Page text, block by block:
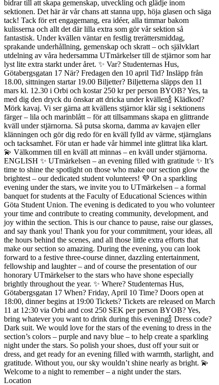
bidrar till att skapa gemenskap, utveckling och glädje inom
sektionen. Det här är vår chans att stanna upp, höja glasen och säga
tack! Tack för ert engagemang, era idéer, alla timmar bakom
kulisserna och allt det där lilla extra som gör vår sektion så
fantastisk. Under kvällen väntar en festlig trerättersmiddag,
sprakande underhållning, gemenskap och skratt – och självklart
utdelning av våra hedersamma UTmärkelser till de stjärnor som har
lyst lite extra starkt under året. ✨ Var? Studenternas Hus,
Götabergsgatan 17 När? Fredagen den 10 april Tid? Insläpp från
18.00, sittningen startar 19.00 Biljetter? Biljetterna släpps den 11
mars kl. 12.30 i Orbi och kostar 250 kr per person BYOB? Yes, ta
med dig den dryck du önskar att dricka under kvällen🍾 Klädkod?
Mörk kavaj. Vi ser gärna att kvällens stjärnor klär sig i sektionens
färger – lila och marinblått – för att tillsammans skapa en glittrande
kväll under stjärnorna. Så putsa skorna, damma av kavajen eller
klänningen och gör dig redo för en kväll fylld av värme, stjärnglans
och tacksamhet. För utan er hade vår himmel inte glittrat lika klart.
💫 Välkommen till en kväll att minnas – en kväll under stjärnorna.
ENGLISH ✨ UTmärkelsen – an evening filled with gratitude ✨ It’s
time to shine the spotlight on those who make our section glow the
brightest – our dedicated student volunteers! 💜 On a sparkling
evening under the stars, we invite you to UTmärkelsen – a formal
banquet for students at the Faculty of Educational Sciences within
Göta Student Union. The evening is dedicated to you who volunteer
your time and contribute to creating community, development, and
joy within the section. This is our chance to pause, raise our glasses,
and say thank you! Thank you for your commitment, your ideas, all
the hours behind the scenes, and all those little extra efforts that
make our section so amazing. During the evening, you can look
forward to a festive three-course dinner, dazzling entertainment,
fellowship and laughter – and of course the presentation of our
honorary UTmärkelser to the stars who have shone especially
brightly throughout the year. ✨ Where? Studenternas Hus,
Götabergsgatan 17 When? Friday, April 10 Time? Doors open at
18:00, dinner begins at 19:00 Tickets? Tickets are released on March
11 at 12:30 via Orbi and cost 250 SEK per person BYOB? Yes,
bring whatever you want to drink during this evening🍾 Dress code?
Dark suit. We would love for the stars of the evening to dress in the
section’s colors – purple and navy blue – to help create a sparkling
night under the stars. So polish your shoes, dust off your suit or
dress, and get ready for an evening filled with warmth, starlight, and
gratitude. Without you, our sky wouldn’t shine nearly as bright. 💫
Welcome to a night to remember – a night under the stars.
Location